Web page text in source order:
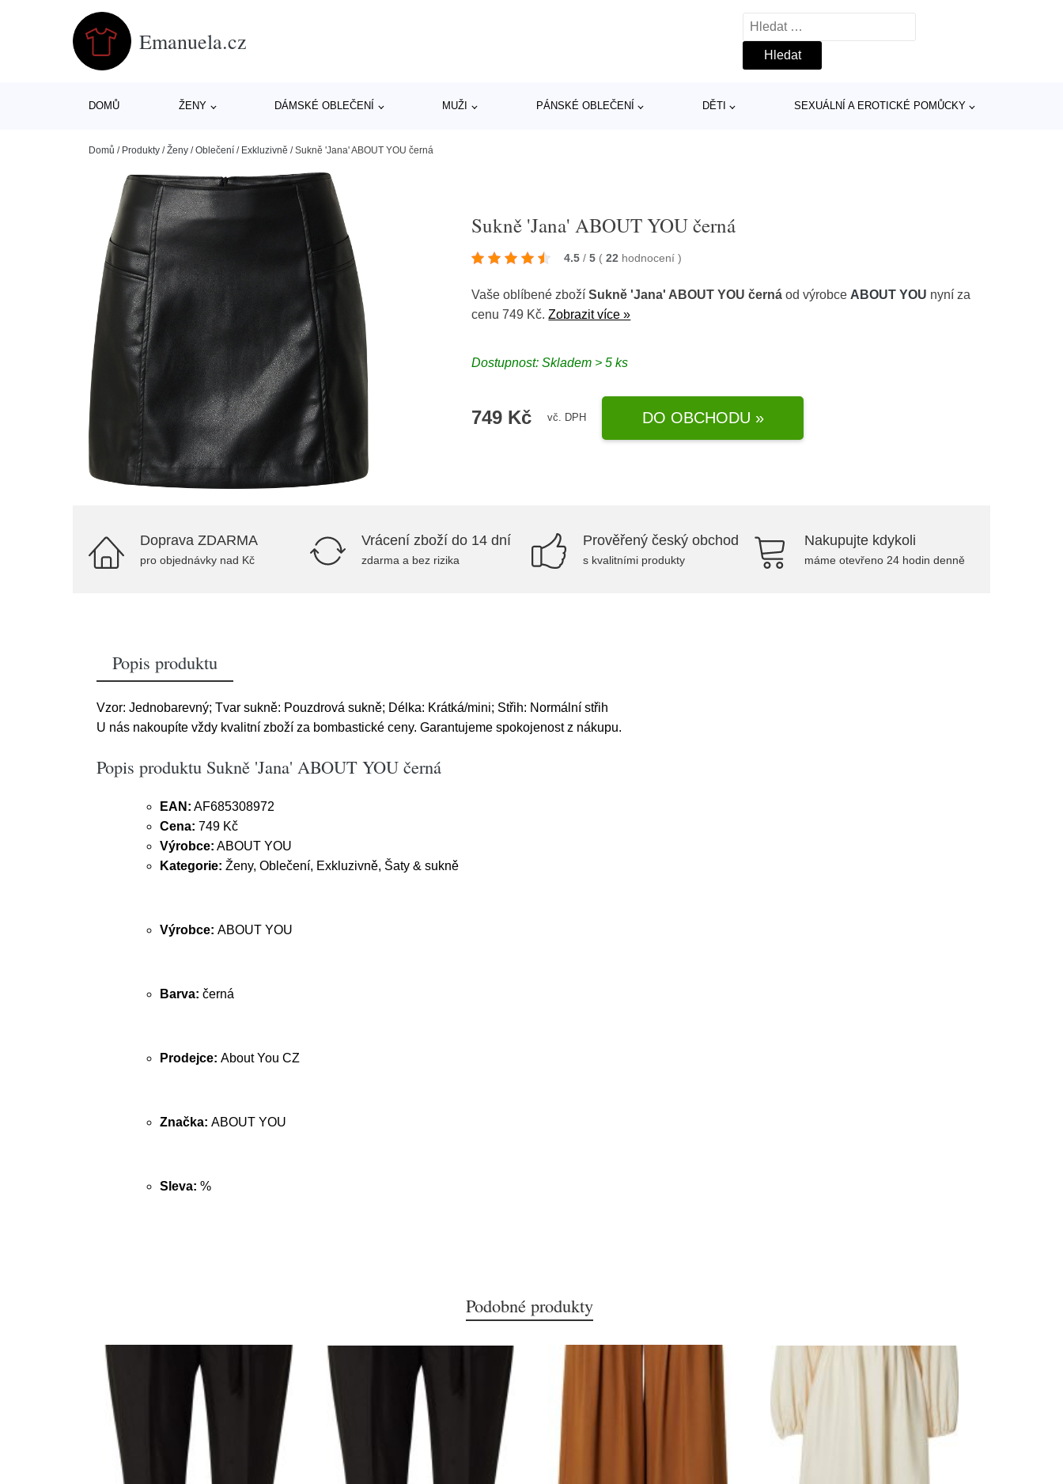
Emanuela.cz
Vyhledávání
DOMŮ ŽENY DÁMSKÉ OBLEČENÍ MUŽI PÁNSKÉ OBLEČENÍ DĚTI SEXUÁLNÍ A EROTICKÉ POMŮCKY
Domů / Produkty /Ženy /Oblečení / Exkluzivně /Sukně 'Jana' ABOUT YOU černá
Sukně 'Jana' ABOUT YOU černá
4.5 / 5 ( 22 hodnocení)
Vaše oblíbené zbožíSukně 'Jana' ABOUT YOU černá od výrobce ABOUT YOU nyní za
cenu 749 Kč.Zobrazit více »
Dostupnost: Skladem > 5 ks
749 Kč vč. DPH DO OBCHODU »
Doprava ZDARMA
pro objednávky nad Kč
Vrácení zboží do 14 dní
zdarma a bez rizika
Prověřený český obchod
s kvalitními produkty
Nakupujte kdykoli
máme otevřeno 24 hodin denně
Popis produktu
Vzor: Jednobarevný; Tvar sukně: Pouzdrová sukně; Délka: Krátká/mini; Střih: Normální střih
U nás nakoupíte vždy kvalitní zboží za bombastické ceny. Garantujeme spokojenost z nákupu.
Popis produktu Sukně 'Jana' ABOUT YOU černá
EAN: AF685308972
Cena: 749 Kč
Výrobce: ABOUT YOU
Kategorie: Ženy, Oblečení, Exkluzivně, Šaty & sukně
Výrobce: ABOUT YOU
Barva: černá
Prodejce: About You CZ
Značka: ABOUT YOU
Sleva: %
Podobné produkty